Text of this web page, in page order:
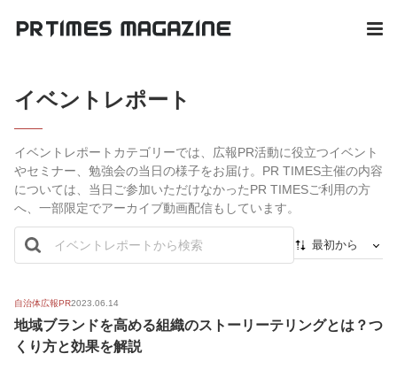
イベントレポート
イベントレポートカテゴリーでは、広報PR活動に役立つイベント
やセミナー、勉強会の当日の様子をお届け。PR TIMES主催の内容
については、当日ご参加いただけなかったPR TIMESご利用の方
へ、一部限定でアーカイブ動画配信もしています。
最初から
人気順
自治体広報PR2023.06.14
地域ブランドを高める組織のストーリーテリングとは？つ
くり方と効果を解説